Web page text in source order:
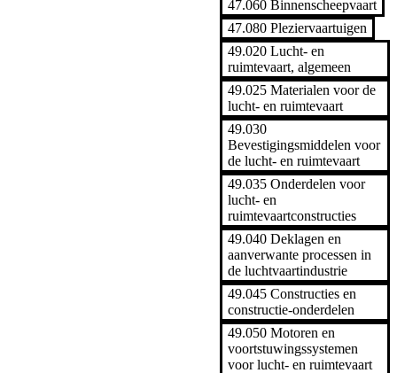
47.060 Binnenscheepvaart
47.080 Pleziervaartuigen
49.020 Lucht- en
ruimtevaart, algemeen
49.025 Materialen voor de
lucht- en ruimtevaart
49.030
Bevestigingsmiddelen voor
de lucht- en ruimtevaart
49.035 Onderdelen voor
lucht- en
ruimtevaartconstructies
49.040 Deklagen en
aanverwante processen in
de luchtvaartindustrie
49.045 Constructies en
constructie-onderdelen
49.050 Motoren en
voortstuwingssystemen
voor lucht- en ruimtevaart